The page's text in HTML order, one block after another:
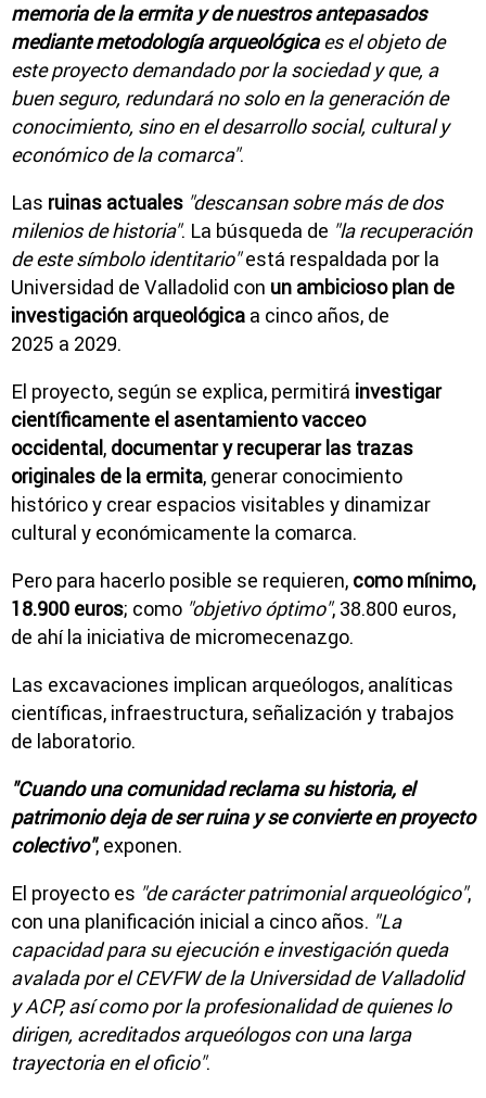
memoria de la ermita y de nuestros antepasados
mediante metodología arqueológicaes el objeto de
este proyecto demandado por la sociedad y que, a
buen seguro, redundará no solo en la generación de
conocimiento, sino en el desarrollo social, cultural y
económico de la comarca".
Las ruinas actuales "descansan sobre más de dos
milenios de historia". La búsqueda de "la recuperación
de este símbolo identitario"está respaldada por la
Universidad de Valladolid con un ambicioso plan de
investigación arqueológica a cinco años, de
2025 a 2029.
El proyecto, según se explica, permitirá investigar
científicamente el asentamiento vacceo
occidental, documentar y recuperar las trazas
originales de la ermita, generar conocimiento
histórico y crear espacios visitables y dinamizar
cultural y económicamente la comarca.
Pero para hacerlo posible se requieren, como mínimo,
18.900 euros; como "objetivo óptimo", 38.800 euros,
de ahí la iniciativa de micromecenazgo.
Las excavaciones implican arqueólogos, analíticas
científicas, infraestructura, señalización y trabajos
de laboratorio.
"Cuando una comunidad reclama su historia, el
patrimonio deja de ser ruina y se convierte en proyecto
colectivo", exponen.
El proyecto es "de carácter patrimonial arqueológico",
con una planificación inicial a cinco años. "La
capacidad para su ejecución e investigación queda
avalada por el CEVFW de la Universidad de Valladolid
y ACP, así como por la profesionalidad de quienes lo
dirigen, acreditados arqueólogos con una larga
trayectoria en el oficio".